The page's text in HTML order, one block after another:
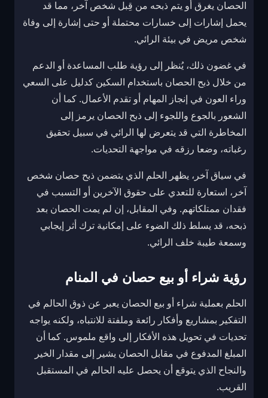
الحصان يغرق أو يتم ذبحه من قِبل شخص آخر، مما قد
يحمل إشارات إلى خسارات محتملة أو حتى إشارة إلى وفاة
شخص مريض في بيئة الرائي.
في غضون ذلك، يُنظر إلى رؤية طلب المساعدة أو الدعم
من خلال ذبح الحصان باستخدام السكين كدليل على السعي
وراء العون في إنجاز المهام أو تقدم الأعمال. كما أن
الشعور بالجوع واللجوء إلى ذبح الحصان يرمز إلى
المخاطرة التي قد يتعرض لها الرائي في سبيل تحقيق
رغباته، وضعا رزقه في مواجهة التحديات.
في سياق آخر، يظهر الحلم الذي يتضمن ذبح حصان شخص
آخر، استعارة للتعدي على حقوق الآخرين أو التسبب في
فقدان ممتلكاتهم. وفي المقابل، إن لم يمت الحصان بعد
ذبحه، قد يسلط ذلك الضوء على إمكانية ترك أثر إيجابي
وسمعة طيبة خلف الرائي.
رؤية شراء أو بيع حصان في المنام
الحلم بعملية شراء أو بيع الحصان يعبر عن ذوق الحالم في
التفكير بمشاريع وأفكار رائعة وملفتة للانتباه، ولكنه يواجه
تحديات في تحويل هذه الأفكار إلى واقع ملموس. كما أن
المبلغ المدفوع في مقابل الحصان يشير إلى مقدار الخير
والنجاح الذي يتوقع أن يحصل عليه الحالم في المستقبل
القريب.